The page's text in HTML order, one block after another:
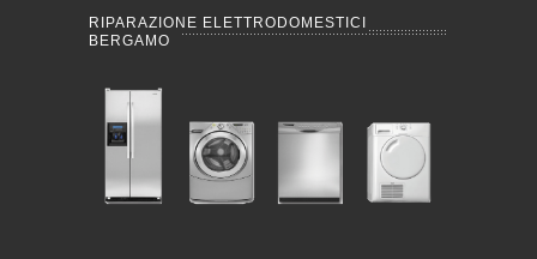
RIPARAZIONE ELETTRODOMESTICI
BERGAMO